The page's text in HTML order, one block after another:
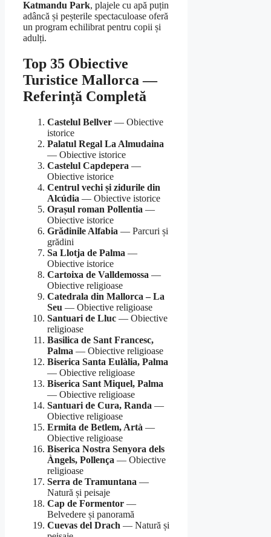
Katmandu Park, plajele cu apă puțin
adâncă și peșterile spectaculoase oferă
un program echilibrat pentru copii și
adulți.
Top 35 Obiective
Turistice Mallorca —
Referință Completă
Castelul Bellver — Obiective
istorice
Palatul Regal La Almudaina
— Obiective istorice
Castelul Capdepera —
Obiective istorice
Centrul vechi și zidurile din
Alcúdia — Obiective istorice
Orașul roman Pollentia —
Obiective istorice
Grădinile Alfabia — Parcuri și
grădini
Sa Llotja de Palma —
Obiective istorice
Cartoixa de Valldemossa —
Obiective religioase
Catedrala din Mallorca – La
Seu — Obiective religioase
Santuari de Lluc — Obiective
religioase
Basilica de Sant Francesc,
Palma — Obiective religioase
Biserica Santa Eulàlia, Palma
— Obiective religioase
Biserica Sant Miquel, Palma
— Obiective religioase
Santuari de Cura, Randa —
Obiective religioase
Ermita de Betlem, Artà —
Obiective religioase
Biserica Nostra Senyora dels
Àngels, Pollença — Obiective
religioase
Serra de Tramuntana —
Natură și peisaje
Cap de Formentor —
Belvedere și panoramă
Cuevas del Drach — Natură și